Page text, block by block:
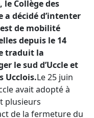
le Collège des
a décidé d’intenter
de mobilité
depuis le 14
traduit la
le sud d’Uccle et
Ucclois.Le 25 juin
avait adopté à
plusieurs
de la fermeture du